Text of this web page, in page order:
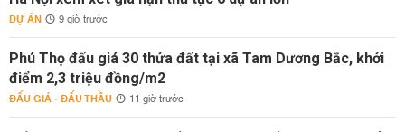
DỰ ÁN 9 giờ trước
Phú Thọ đấu giá 30 thửa đất tại xã Tam Dương Bắc, khởi
điểm 2,3 triệu đồng/m2
ĐẤU GIÁ - ĐẤU THẦU 11 giờ trước